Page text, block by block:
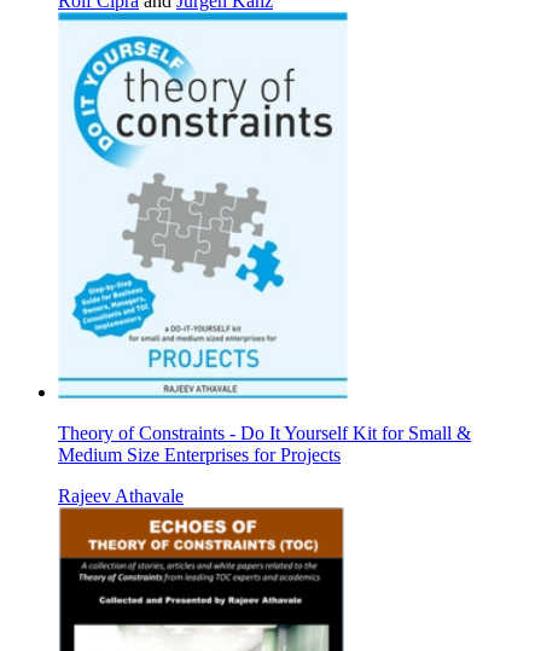
Theory of Constraints - Do It Yourself Kit for Small &
Medium Size Enterprises for Projects
Rajeev Athavale